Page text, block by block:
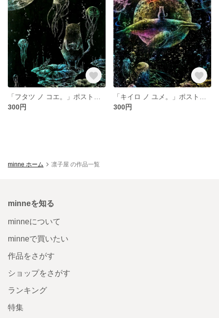
300円
300円
minne ホーム 凛子屋 の作品一覧
minneを知る
minneについて
minneで買いたい
作品をさがす
ショップをさがす
ランキング
特集